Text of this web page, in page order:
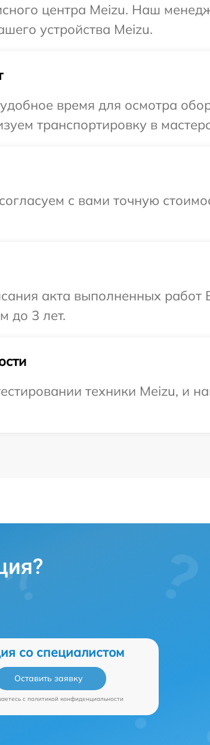
центра Meizu. Наш
устройства Meizu.
время для осмотра
транспортировку в
с вами точную
акта выполненных
до 3 лет.
техники Meizu, и
со специалистом
Оставить заявку
c политикой конфиденциальности